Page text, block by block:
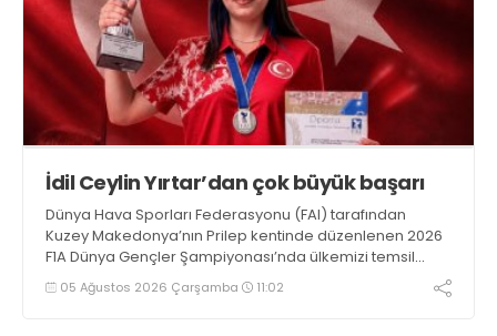
İdil Ceylin Yırtar’dan çok büyük başarı
Dünya Hava Sporları Federasyonu (FAI) tarafından
Kuzey Makedonya’nın Prilep kentinde düzenlenen 2026
F1A Dünya Gençler Şampiyonası’nda ülkemizi temsil
eden millî sporcumuz İdil Ceylin YIRTAR, büyük bir
başarıya imza atarak Dünya ikincisi oldu.
05 Ağustos 2026 Çarşamba 11:02